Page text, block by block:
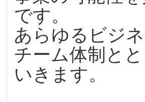
です。
あらゆるビジ
チーム体制と
いきます。